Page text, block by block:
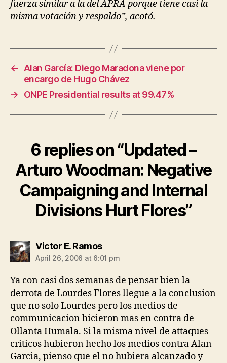
fuerza similar a la del APRA porque tiene casi la
misma votación y respaldo”, acotó.
←
Alan García: Diego Maradona viene por
encargo de Hugo Chávez
→
ONPE Presidential results at 99.47%
6 replies on “Updated –
Arturo Woodman: Negative
Campaigning and Internal
Divisions Hurt Flores”
Victor E. Ramossays:
April 26, 2006 at 6:01 pm
Ya con casi dos semanas de pensar bien la
derrota de Lourdes Flores llegue a la conclusion
que no solo Lourdes pero los medios de
communicacion hicieron mas en contra de
Ollanta Humala. Si la misma nivel de attaques
criticos hubieron hecho los medios contra Alan
Garcia, pienso que el no hubiera alcanzado y